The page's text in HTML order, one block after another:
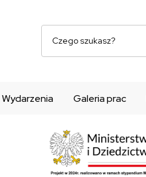
Wydarzenia Galeria prac